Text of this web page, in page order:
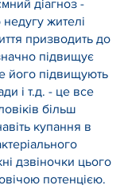
діагноз -
жителі
призводить до
підвищує
його підвищують
і т.д. - це все
більш
купання в
дзвіночки цього
потенцією.